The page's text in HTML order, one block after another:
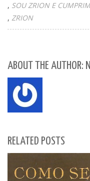
SOU ZRION E
ZRION
ABOUT THE AUTHOR:
RELATED POSTS